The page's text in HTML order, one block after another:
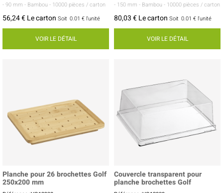
- 90 mm - Bambou - 10000 pièces / carton
56,24 € Le carton Soit 0.01 € l'unité
VOIR LE DÉTAIL
- 150 mm - Bambou - 10000 pièces / carton
80,03 € Le carton Soit 0.01 € l'unité
VOIR LE DÉTAIL
Planche pour 26 brochettes Golf
250x200 mm
Couvercle transparent pour
planche brochettes Golf